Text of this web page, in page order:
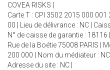
COVEA RISKS |
Carte T : CPI 3502 2015 000
00 | Lieu de délivrance : NC |
N° de caisse de garantie :
Rue de la Boétie 75008 PARIS |
200 000 | Nom du médiateur :
Adresse du site : NC |